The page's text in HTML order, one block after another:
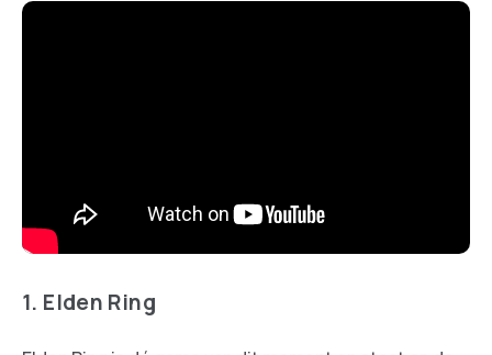
1. Elden Ring